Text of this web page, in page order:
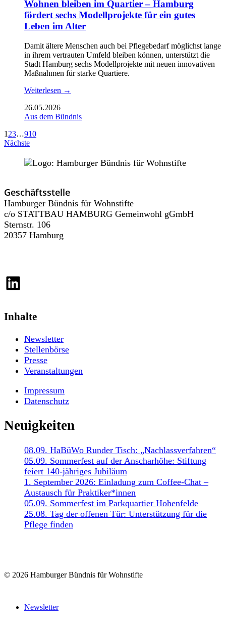
Wohnen bleiben im Quartier – Hamburg
fördert sechs Modellprojekte für ein gutes
Leben im Alter
Damit ältere Menschen auch bei Pflegebedarf möglichst lange
in ihrem vertrauten Umfeld bleiben können, unterstützt die
Stadt Hamburg sechs Modellprojekte mit neuen innovativen
Maßnahmen für starke Quartiere.
Weiterlesen →
26.05.2026
Aus dem Bündnis
1 23…910
Nächste
Geschäftsstelle
Hamburger Bündnis für Wohnstifte
c/o STATTBAU HAMBURG Gemeinwohl gGmbH
Sternstr. 106
20357 Hamburg
LinkedIn
Inhalte
Newsletter
Stellenbörse
Presse
Veranstaltungen
Impressum
Datenschutz
Neuigkeiten
08.09. HaBüWo Runder Tisch: „Nachlassverfahren“
05.09. Sommerfest auf der Anscharhöhe: Stiftung
feiert 140-jähriges Jubiläum
1. September 2026: Einladung zum Coffee-Chat –
Austausch für Praktiker*innen
05.09. Sommerfest im Parkquartier Hohenfelde
25.08. Tag der offenen Tür: Unterstützung für die
Pflege finden
© 2026 Hamburger Bündnis für Wohnstifte
Newsletter